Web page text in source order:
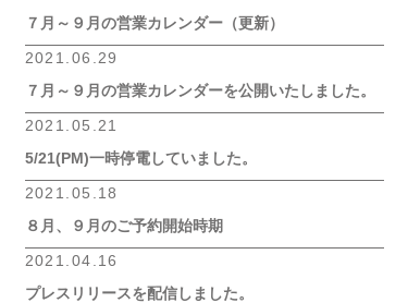
７月～９月の営業カレンダー（更新）
2021.06.29
７月～９月の営業カレンダーを公開いたしました。
2021.05.21
5/21(PM)一時停電していました。
2021.05.18
８月、９月のご予約開始時期
2021.04.16
プレスリリースを配信しました。